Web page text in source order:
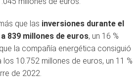
que las inversiones durante el
839 millones de euros, un 16 %
la compañía energética consiguió
10.752 millones de euros, un 11 %
de 2022.